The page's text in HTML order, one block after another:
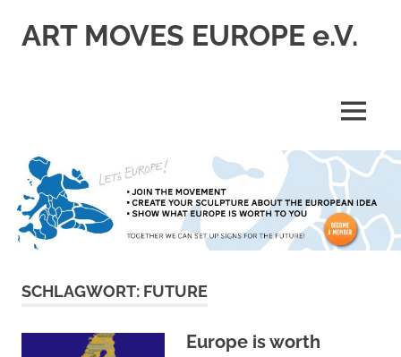
InhaltART MOVES EUROPE e.V.
MENÜ
SCHLAGWORT: FUTURE
Europe is worth